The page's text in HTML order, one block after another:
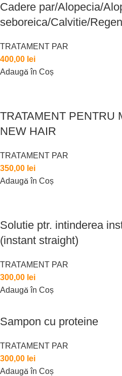
Cadere par/Alopecia/
seboreica/Calvitie/
TRATAMENT PAR
400,00 lei
Adaugă în Coș
TRATAMENT PENTRU
NEW HAIR
TRATAMENT PAR
350,00 lei
Adaugă în Coș
Solutie ptr. intinderea
(instant straight)
TRATAMENT PAR
300,00 lei
Adaugă în Coș
Sampon cu proteine
TRATAMENT PAR
300,00 lei
Adaugă în Coș